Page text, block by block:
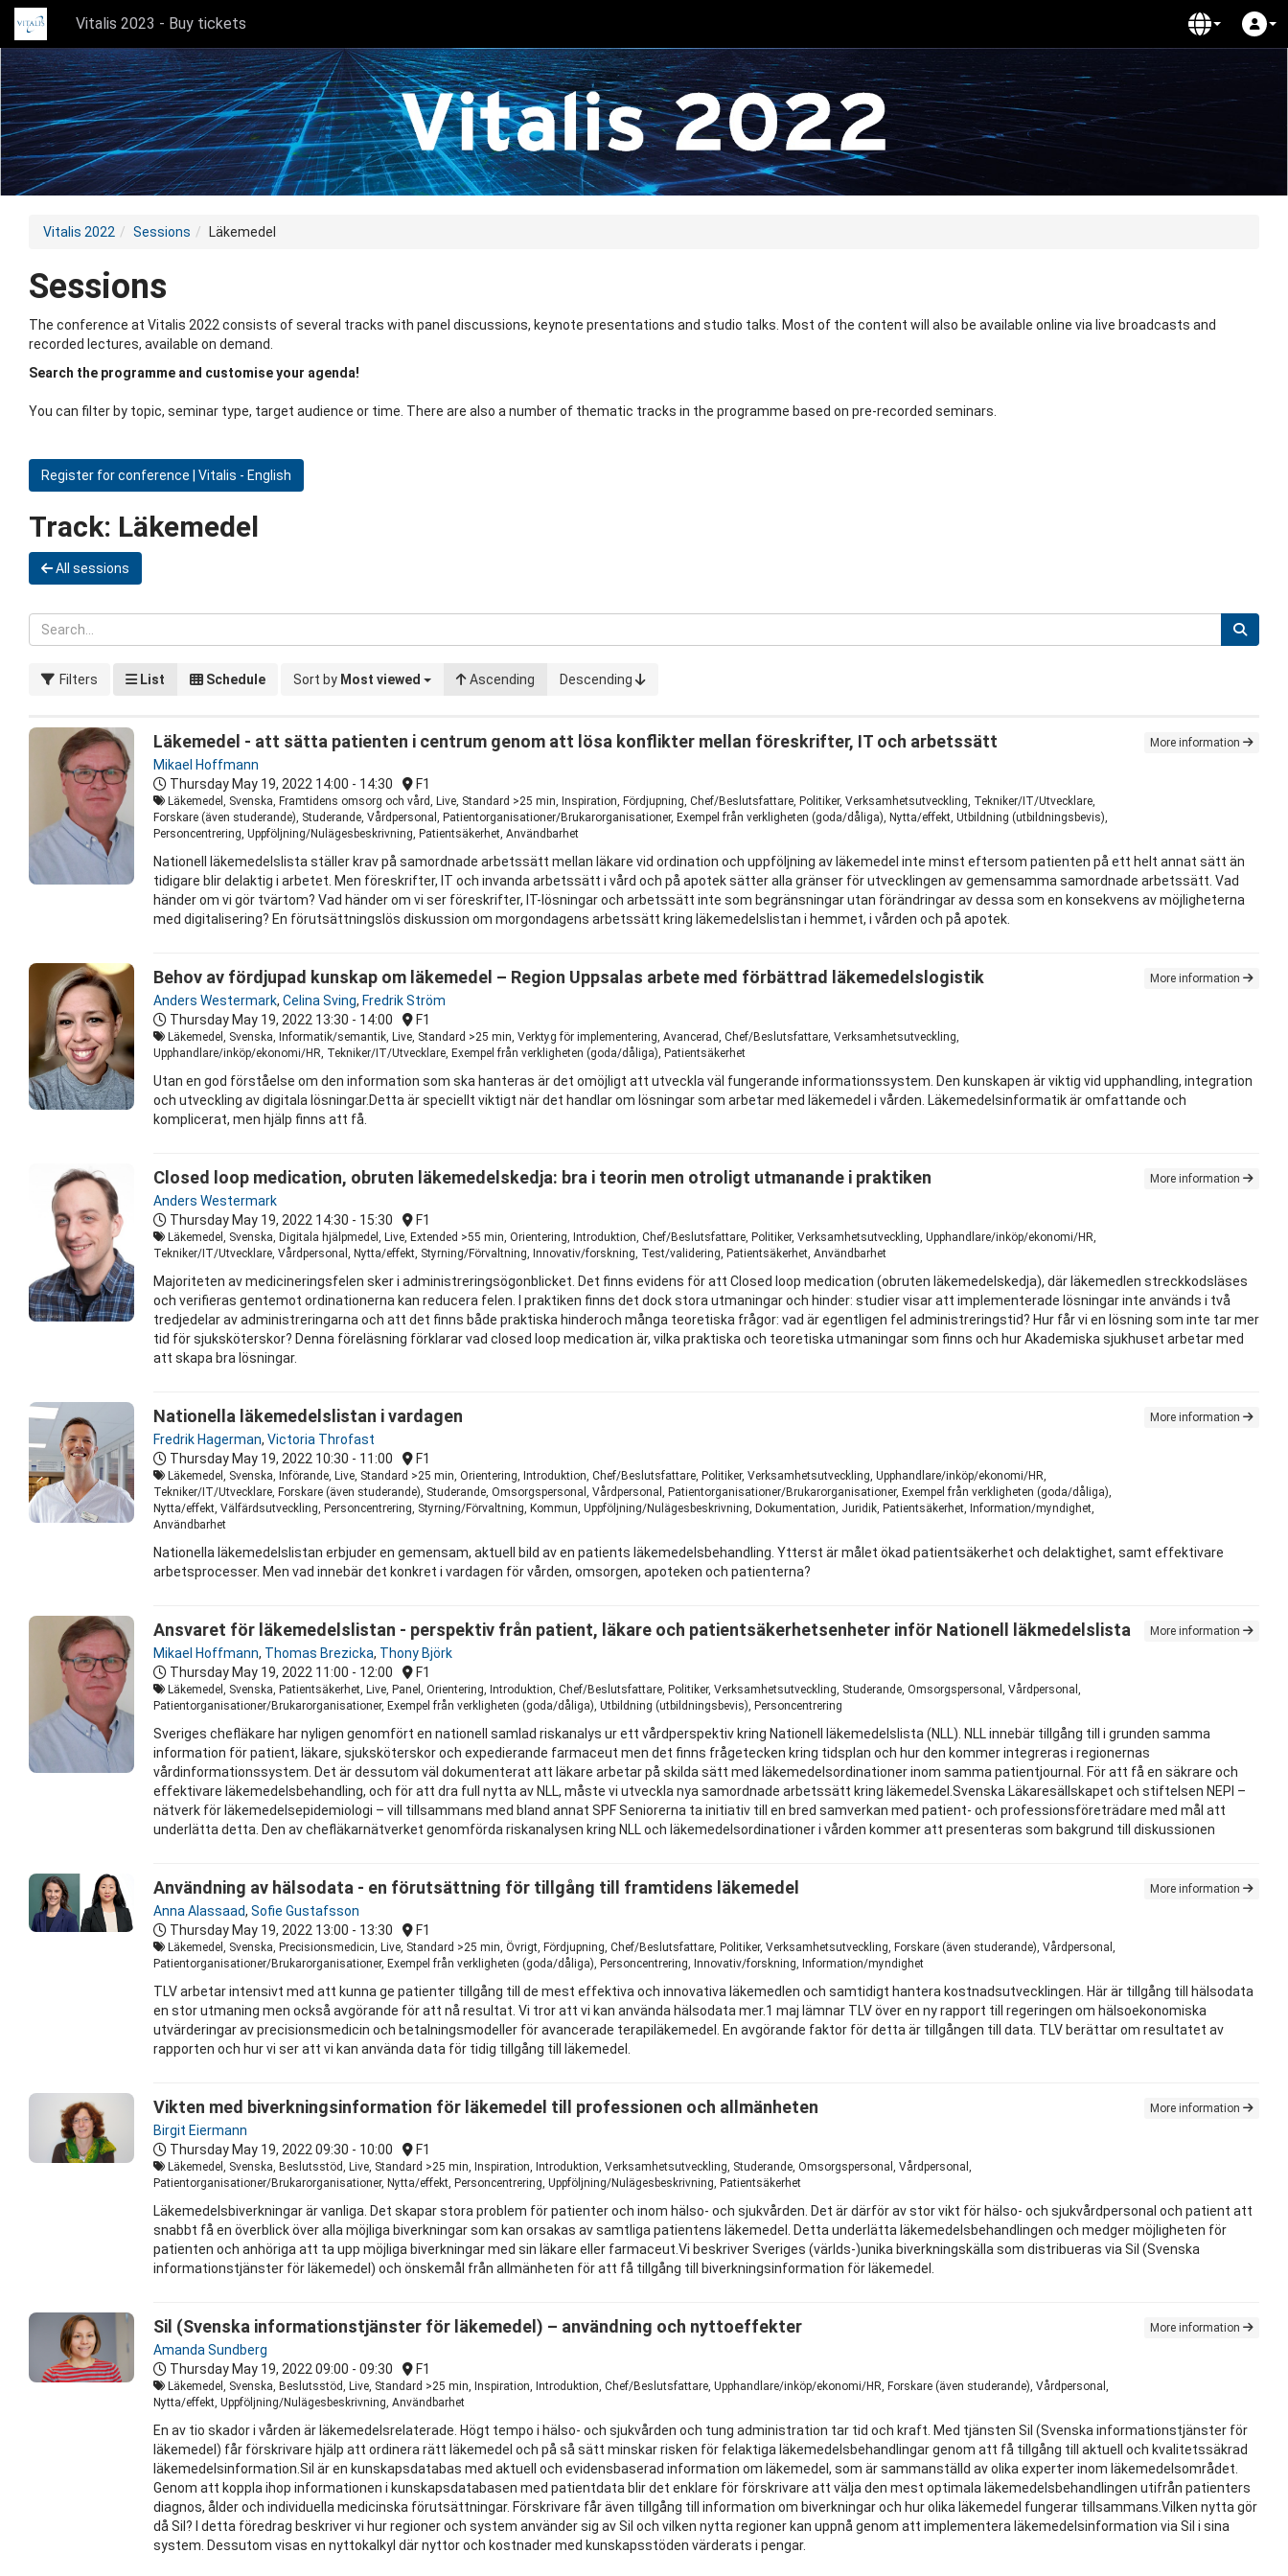
Vitalis 2023 - Buy tickets
Vitalis 2022 Sessions Läkemedel
Sessions
The conference at Vitalis 2022 consists of several tracks with panel discussions, keynote presentations and studio talks. Most of the content will also be available online via live broadcasts and
recorded lectures, available on demand.
Search the programme and customise your agenda!
You can filter by topic, seminar type, target audience or time. There are also a number of thematic tracks in the programme based on pre-recorded seminars.
Register for conference | Vitalis - English
Track: Läkemedel
All sessions
Filters List Schedule Sort by Most viewed Ascending Descending
Läkemedel - att sätta patienten i centrum genom att lösa konflikter mellan föreskrifter, IT och arbetssätt
Mikael Hoffmann
Thursday May 19, 2022 14:00 - 14:30 F1
Läkemedel, Svenska, Framtidens omsorg och vård, Live, Standard >25 min, Inspiration, Fördjupning, Chef/Beslutsfattare, Politiker, Verksamhetsutveckling, Tekniker/IT/Utvecklare,
Forskare (även studerande), Studerande, Vårdpersonal, Patientorganisationer/Brukarorganisationer, Exempel från verkligheten (goda/dåliga), Nytta/effekt, Utbildning (utbildningsbevis),
Personcentrering, Uppföljning/Nulägesbeskrivning, Patientsäkerhet, Användbarhet
More information
Nationell läkemedelslista ställer krav på samordnade arbetssätt mellan läkare vid ordination och uppföljning av läkemedel inte minst eftersom patienten på ett helt annat sätt än
tidigare blir delaktig i arbetet. Men föreskrifter, IT och invanda arbetssätt i vård och på apotek sätter alla gränser för utvecklingen av gemensamma samordnade arbetssätt. Vad
händer om vi gör tvärtom? Vad händer om vi ser föreskrifter, IT-lösningar och arbetssätt inte som begränsningar utan förändringar av dessa som en konsekvens av möjligheterna
med digitalisering? En förutsättningslös diskussion om morgondagens arbetssätt kring läkemedelslistan i hemmet, i vården och på apotek.
Behov av fördjupad kunskap om läkemedel – Region Uppsalas arbete med förbättrad läkemedelslogistik
Anders Westermark, Celina Sving, Fredrik Ström
Thursday May 19, 2022 13:30 - 14:00 F1
Läkemedel, Svenska, Informatik/semantik, Live, Standard >25 min, Verktyg för implementering, Avancerad, Chef/Beslutsfattare, Verksamhetsutveckling,
Upphandlare/inköp/ekonomi/HR, Tekniker/IT/Utvecklare, Exempel från verkligheten (goda/dåliga), Patientsäkerhet
More information
Utan en god förståelse om den information som ska hanteras är det omöjligt att utveckla väl fungerande informationssystem. Den kunskapen är viktig vid upphandling, integration
och utveckling av digitala lösningar.Detta är speciellt viktigt när det handlar om lösningar som arbetar med läkemedel i vården. Läkemedelsinformatik är omfattande och
komplicerat, men hjälp finns att få.
Closed loop medication, obruten läkemedelskedja: bra i teorin men otroligt utmanande i praktiken
Anders Westermark
Thursday May 19, 2022 14:30 - 15:30 F1
Läkemedel, Svenska, Digitala hjälpmedel, Live, Extended >55 min, Orientering, Introduktion, Chef/Beslutsfattare, Politiker, Verksamhetsutveckling, Upphandlare/inköp/ekonomi/HR,
Tekniker/IT/Utvecklare, Vårdpersonal, Nytta/effekt, Styrning/Förvaltning, Innovativ/forskning, Test/validering, Patientsäkerhet, Användbarhet
More information
Majoriteten av medicineringsfelen sker i administreringsögonblicket. Det finns evidens för att Closed loop medication (obruten läkemedelskedja), där läkemedlen streckkodsläses
och verifieras gentemot ordinationerna kan reducera felen. I praktiken finns det dock stora utmaningar och hinder: studier visar att implementerade lösningar inte används i två
tredjedelar av administreringarna och att det finns både praktiska hinderoch många teoretiska frågor: vad är egentligen fel administreringstid? Hur får vi en lösning som inte tar mer
tid för sjuksköterskor? Denna föreläsning förklarar vad closed loop medication är, vilka praktiska och teoretiska utmaningar som finns och hur Akademiska sjukhuset arbetar med
att skapa bra lösningar.
Nationella läkemedelslistan i vardagen
Fredrik Hagerman, Victoria Throfast
Thursday May 19, 2022 10:30 - 11:00 F1
Läkemedel, Svenska, Införande, Live, Standard >25 min, Orientering, Introduktion, Chef/Beslutsfattare, Politiker, Verksamhetsutveckling, Upphandlare/inköp/ekonomi/HR,
Tekniker/IT/Utvecklare, Forskare (även studerande), Studerande, Omsorgspersonal, Vårdpersonal, Patientorganisationer/Brukarorganisationer, Exempel från verkligheten (goda/dåliga),
Nytta/effekt, Välfärdsutveckling, Personcentrering, Styrning/Förvaltning, Kommun, Uppföljning/Nulägesbeskrivning, Dokumentation, Juridik, Patientsäkerhet, Information/myndighet,
Användbarhet
More information
Nationella läkemedelslistan erbjuder en gemensam, aktuell bild av en patients läkemedelsbehandling. Ytterst är målet ökad patientsäkerhet och delaktighet, samt effektivare
arbetsprocesser. Men vad innebär det konkret i vardagen för vården, omsorgen, apoteken och patienterna?
Ansvaret för läkemedelslistan - perspektiv från patient, läkare och patientsäkerhetsenheter inför Nationell läkmedelslista
Mikael Hoffmann, Thomas Brezicka, Thony Björk
Thursday May 19, 2022 11:00 - 12:00 F1
Läkemedel, Svenska, Patientsäkerhet, Live, Panel, Orientering, Introduktion, Chef/Beslutsfattare, Politiker, Verksamhetsutveckling, Studerande, Omsorgspersonal, Vårdpersonal,
Patientorganisationer/Brukarorganisationer, Exempel från verkligheten (goda/dåliga), Utbildning (utbildningsbevis), Personcentrering
More information
Sveriges chefläkare har nyligen genomfört en nationell samlad riskanalys ur ett vårdperspektiv kring Nationell läkemedelslista (NLL). NLL innebär tillgång till i grunden samma
information för patient, läkare, sjuksköterskor och expedierande farmaceut men det finns frågetecken kring tidsplan och hur den kommer integreras i regionernas
vårdinformationssystem. Det är dessutom väl dokumenterat att läkare arbetar på skilda sätt med läkemedelsordinationer inom samma patientjournal. För att få en säkrare och
effektivare läkemedelsbehandling, och för att dra full nytta av NLL, måste vi utveckla nya samordnade arbetssätt kring läkemedel.Svenska Läkaresällskapet och stiftelsen NEPI –
nätverk för läkemedelsepidemiologi – vill tillsammans med bland annat SPF Seniorerna ta initiativ till en bred samverkan med patient- och professionsföreträdare med mål att
underlätta detta. Den av chefläkarnätverket genomförda riskanalysen kring NLL och läkemedelsordinationer i vården kommer att presenteras som bakgrund till diskussionen
Användning av hälsodata - en förutsättning för tillgång till framtidens läkemedel
Anna Alassaad, Sofie Gustafsson
Thursday May 19, 2022 13:00 - 13:30 F1
Läkemedel, Svenska, Precisionsmedicin, Live, Standard >25 min, Övrigt, Fördjupning, Chef/Beslutsfattare, Politiker, Verksamhetsutveckling, Forskare (även studerande), Vårdpersonal,
Patientorganisationer/Brukarorganisationer, Exempel från verkligheten (goda/dåliga), Personcentrering, Innovativ/forskning, Information/myndighet
More information
TLV arbetar intensivt med att kunna ge patienter tillgång till de mest effektiva och innovativa läkemedlen och samtidigt hantera kostnadsutvecklingen. Här är tillgång till hälsodata
en stor utmaning men också avgörande för att nå resultat. Vi tror att vi kan använda hälsodata mer.1 maj lämnar TLV över en ny rapport till regeringen om hälsoekonomiska
utvärderingar av precisionsmedicin och betalningsmodeller för avancerade terapiläkemedel. En avgörande faktor för detta är tillgången till data. TLV berättar om resultatet av
rapporten och hur vi ser att vi kan använda data för tidig tillgång till läkemedel.
Vikten med biverkningsinformation för läkemedel till professionen och allmänheten
Birgit Eiermann
Thursday May 19, 2022 09:30 - 10:00 F1
Läkemedel, Svenska, Beslutsstöd, Live, Standard >25 min, Inspiration, Introduktion, Verksamhetsutveckling, Studerande, Omsorgspersonal, Vårdpersonal,
Patientorganisationer/Brukarorganisationer, Nytta/effekt, Personcentrering, Uppföljning/Nulägesbeskrivning, Patientsäkerhet
More information
Läkemedelsbiverkningar är vanliga. Det skapar stora problem för patienter och inom hälso- och sjukvården. Det är därför av stor vikt för hälso- och sjukvårdpersonal och patient att
snabbt få en överblick över alla möjliga biverkningar som kan orsakas av samtliga patientens läkemedel. Detta underlätta läkemedelsbehandlingen och medger möjligheten för
patienten och anhöriga att ta upp möjliga biverkningar med sin läkare eller farmaceut.Vi beskriver Sveriges (världs-)unika biverkningskälla som distribueras via Sil (Svenska
informationstjänster för läkemedel) och önskemål från allmänheten för att få tillgång till biverkningsinformation för läkemedel.
Sil (Svenska informationstjänster för läkemedel) – användning och nyttoeffekter
Amanda Sundberg
Thursday May 19, 2022 09:00 - 09:30 F1
Läkemedel, Svenska, Beslutsstöd, Live, Standard >25 min, Inspiration, Introduktion, Chef/Beslutsfattare, Upphandlare/inköp/ekonomi/HR, Forskare (även studerande), Vårdpersonal,
Nytta/effekt, Uppföljning/Nulägesbeskrivning, Användbarhet
More information
En av tio skador i vården är läkemedelsrelaterade. Högt tempo i hälso- och sjukvården och tung administration tar tid och kraft. Med tjänsten Sil (Svenska informationstjänster för
läkemedel) får förskrivare hjälp att ordinera rätt läkemedel och på så sätt minskar risken för felaktiga läkemedelsbehandlingar genom att få tillgång till aktuell och kvalitetssäkrad
läkemedelsinformation.Sil är en kunskapsdatabas med aktuell och evidensbaserad information om läkemedel, som är sammanställd av olika experter inom läkemedelsområdet.
Genom att koppla ihop informationen i kunskapsdatabasen med patientdata blir det enklare för förskrivare att välja den mest optimala läkemedelsbehandlingen utifrån patienters
diagnos, ålder och individuella medicinska förutsättningar. Förskrivare får även tillgång till information om biverkningar och hur olika läkemedel fungerar tillsammans.Vilken nytta gör
då Sil? I detta föredrag beskriver vi hur regioner och system använder sig av Sil och vilken nytta regioner kan uppnå genom att implementera läkemedelsinformation via Sil i sina
system. Dessutom visas en nyttokalkyl där nyttor och kostnader med kunskapsstöden värderats i pengar.